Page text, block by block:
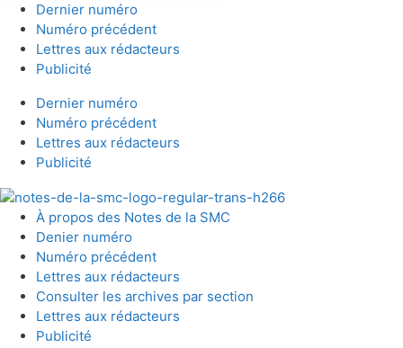
Dernier numéro
Numéro précédent
Lettres aux rédacteurs
Publicité
Dernier numéro
Numéro précédent
Lettres aux rédacteurs
Publicité
À propos des Notes de la SMC
Denier numéro
Numéro précédent
Lettres aux rédacteurs
Consulter les archives par section
Lettres aux rédacteurs
Publicité